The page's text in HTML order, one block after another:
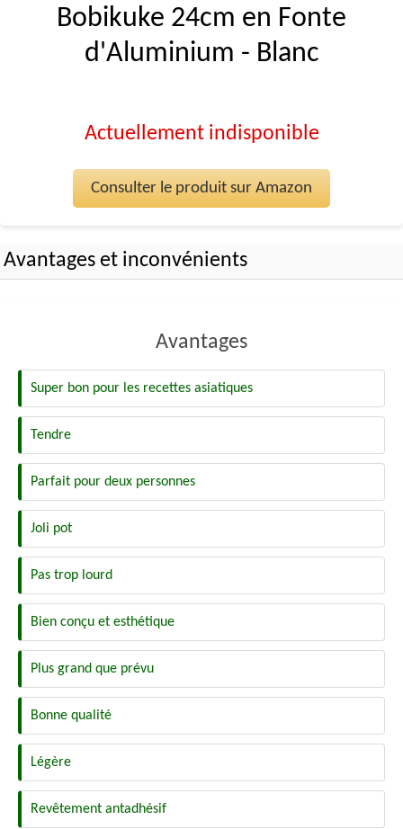
Bobikuke 24cm en Fonte
d'Aluminium - Blanc
Actuellement indisponible
Consulter le produit sur Amazon
Avantages et inconvénients
Avantages
Super bon pour les recettes asiatiques
Tendre
Parfait pour deux personnes
Joli pot
Pas trop lourd
Bien conçu et esthétique
Plus grand que prévu
Bonne qualité
Légère
Revêtement antadhésif